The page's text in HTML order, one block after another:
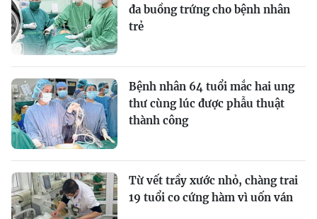
đa buồng trứng cho bệnh nhân
trẻ
Bệnh nhân 64 tuổi mắc hai ung
thư cùng lúc được phẫu thuật
thành công
Từ vết trầy xước nhỏ, chàng trai
19 tuổi co cứng hàm vì uốn ván